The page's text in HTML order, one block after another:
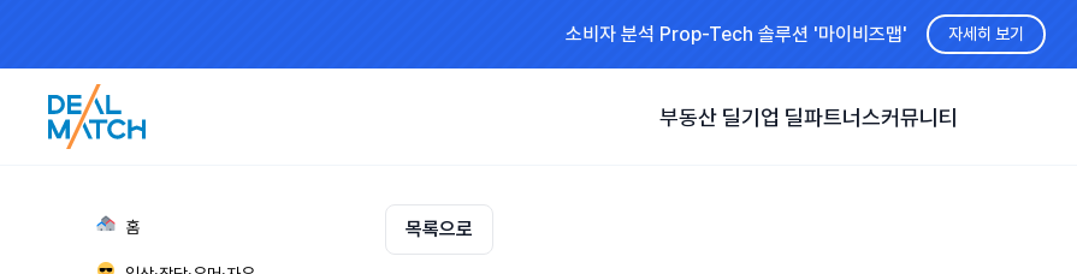
소비자 분석 Prop-Tech 솔루션 '마이비즈맵' 자세히 보기
부동산 딜기업 딜파트너스커뮤니티
🏘 홈 목록으로